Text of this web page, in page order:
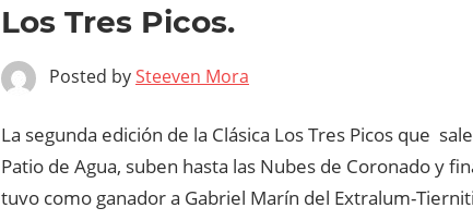
Los Tres Picos.
Posted bySteeven Mora
La segunda edición de la Clásica Los Tres Picos que
Patio de Agua, suben hasta las Nubes de Coronado y
tuvo como ganador a Gabriel Marín del Extralum-